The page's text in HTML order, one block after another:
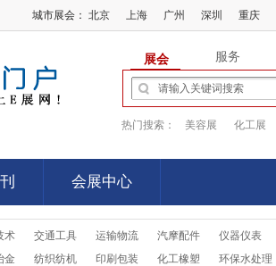
城市展会： 北京 上海 广州 深圳 重庆
展会 服务
热门搜索： 美容展 化工展
会展中心
会展中心
术 交通工具 运输物流 汽摩配件 仪器仪表
金 纺织纺机 印刷包装 化工橡塑 环保水处理